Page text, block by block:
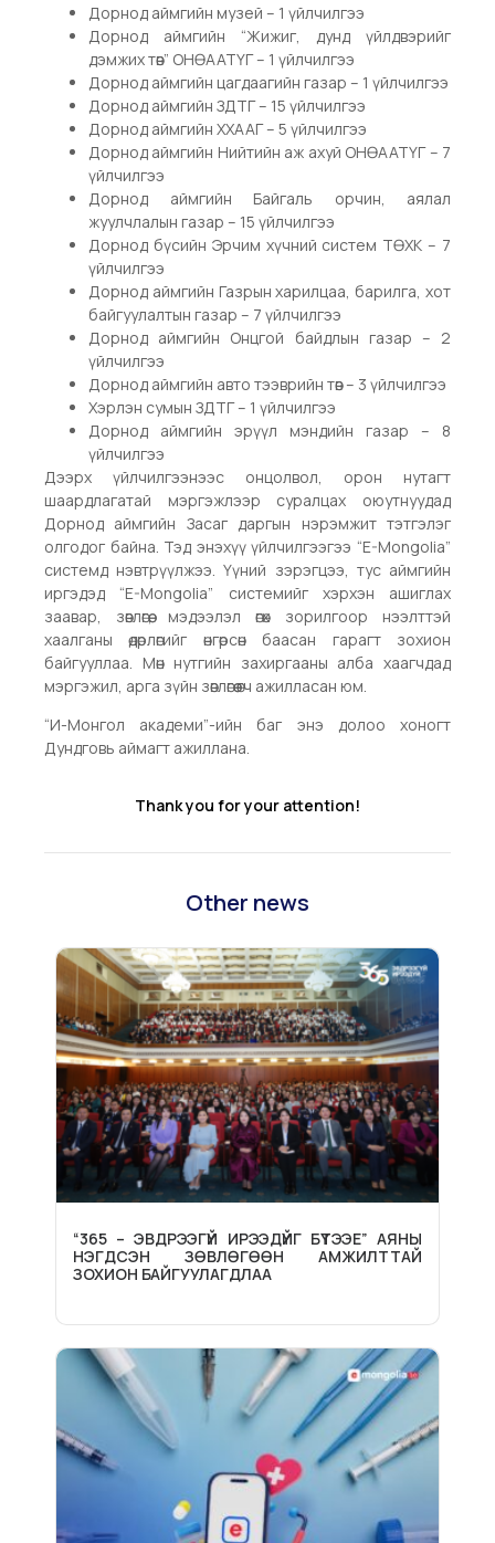
Дорнод аймгийн музей – 1 үйлчилгээ
Дорнод аймгийн “Жижиг, дунд үйлдвэрийг
дэмжих төв” ОНӨААТҮГ – 1 үйлчилгээ
Дорнод аймгийн цагдаагийн газар – 1 үйлчилгээ
Дорнод аймгийн ЗДТГ – 15 үйлчилгээ
Дорнод аймгийн ХХААГ – 5 үйлчилгээ
Дорнод аймгийн Нийтийн аж ахуй ОНӨААТҮГ – 7
үйлчилгээ
Дорнод аймгийн Байгаль орчин, аялал
жуулчлалын газар – 15 үйлчилгээ
Дорнод бүсийн Эрчим хүчний систем ТӨХК – 7
үйлчилгээ
Дорнод аймгийн Газрын харилцаа, барилга, хот
байгуулалтын газар – 7 үйлчилгээ
Дорнод аймгийн Онцгой байдлын газар – 2
үйлчилгээ
Дорнод аймгийн авто тээврийн төв – 3 үйлчилгээ
Хэрлэн сумын ЗДТГ – 1 үйлчилгээ
Дорнод аймгийн эрүүл мэндийн газар – 8
үйлчилгээ
Дээрх үйлчилгээнээс онцолвол, орон нутагт
шаардлагатай мэргэжлээр суралцах оюутнуудад
Дорнод аймгийн Засаг даргын нэрэмжит тэтгэлэг
олгодог байна. Тэд энэхүү үйлчилгээгээ “E-Mongolia”
системд нэвтрүүлжээ. Үүний зэрэгцээ, тус аймгийн
иргэдэд “E-Mongolia” системийг хэрхэн ашиглах
заавар, зөвлөгөө, мэдээлэл өгөх зорилгоор нээлттэй
хаалганы өдөрлөгийг өнгөрсөн баасан гарагт зохион
байгууллаа. Мөн нутгийн захиргааны алба хаагчдад
мэргэжил, арга зүйн зөвлөгөө өгч ажилласан юм.
“И-Монгол академи”-ийн баг энэ долоо хоногт
Дундговь аймагт ажиллана.
Thank you for your attention!
Other news
“365 – ЭВДРЭЭГҮЙ ИРЭЭДҮЙГ БҮТЭЭЕ” АЯНЫ
НЭГДСЭН ЗӨВЛӨГӨӨН АМЖИЛТТАЙ
ЗОХИОН БАЙГУУЛАГДЛАА